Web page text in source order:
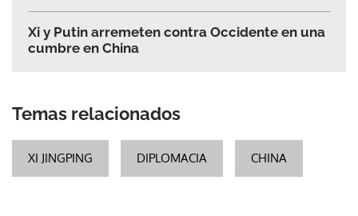
Xi y Putin arremeten contra Occidente en una
cumbre en China
Temas relacionados
XI JINGPING DIPLOMACIA CHINA